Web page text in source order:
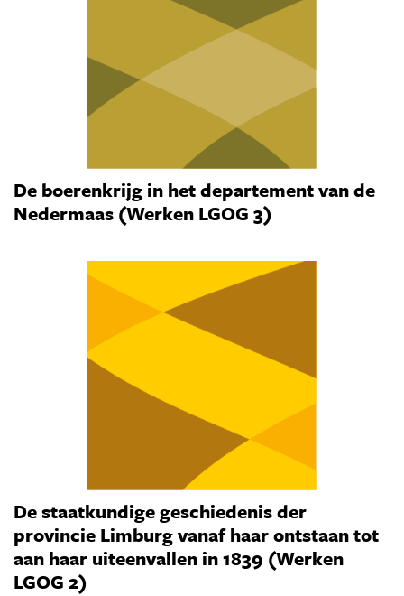
De boerenkrijg in het departement van de
Nedermaas (Werken LGOG 3)
De staatkundige geschiedenis der
provincie Limburg vanaf haar ontstaan tot
aan haar uiteenvallen in 1839 (Werken
LGOG 2)